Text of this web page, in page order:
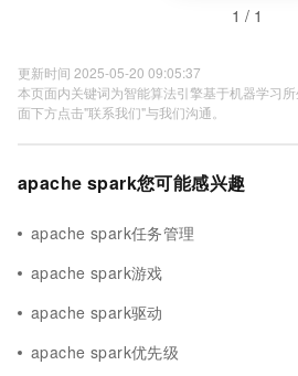
1 / 1
更新时间 2025-05-20 09:05:37
本页面内关键词为智能算法引擎基于机器学习
面下方点击"联系我们"与我们沟通。
apache spark您可能感兴趣
apache spark任务管理
apache spark游戏
apache spark驱动
apache spark优先级